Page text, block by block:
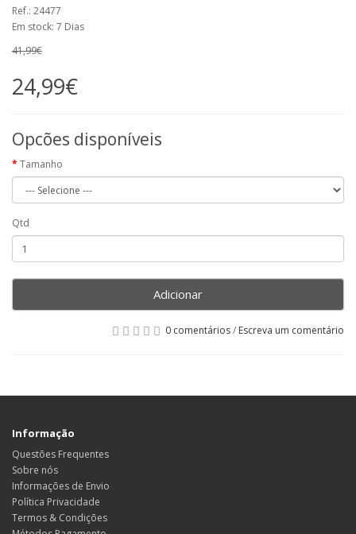
Ref.: 24477
Em stock: 7 Dias
41,99€
24,99€
Opcões disponíveis
Tamanho
Qtd
Adicionar
0 comentários/ Escreva um comentário
Informação
Questões Frequentes
Sobre nós
Informações de Envio
Política Privacidade
Termos & Condições